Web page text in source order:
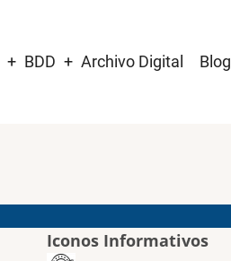
BDD Archivo Digital Blog
Iconos Informativos